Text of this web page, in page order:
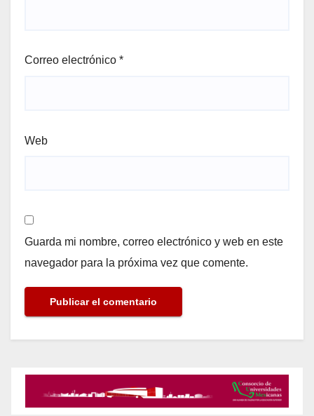
Correo electrónico *
Web
Guarda mi nombre, correo electrónico y web en este
navegador para la próxima vez que comente.